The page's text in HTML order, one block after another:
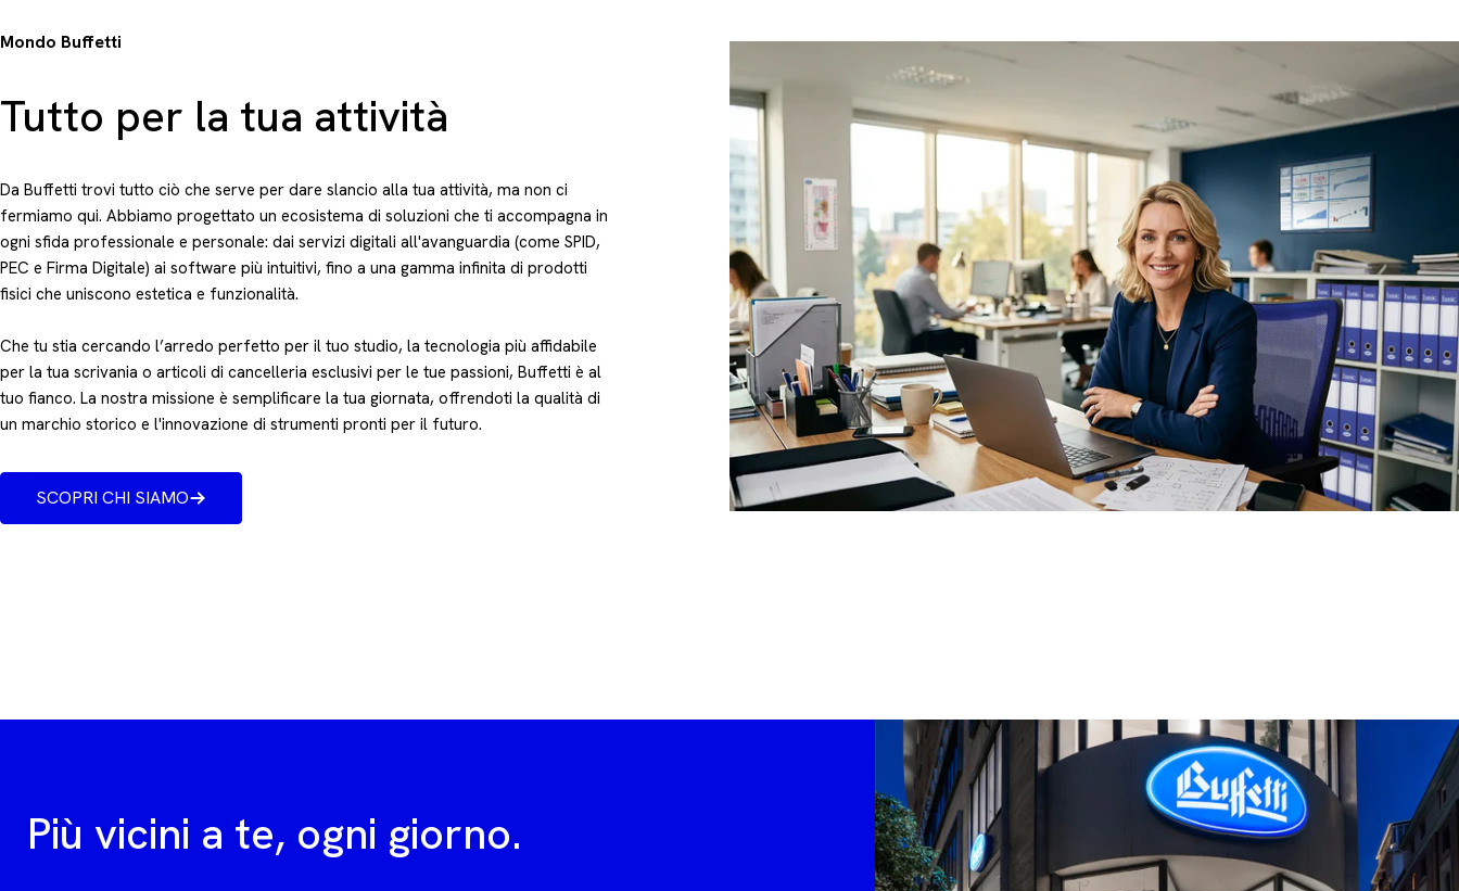
Mondo Buffetti
Tutto per la tua attività
Da Buffetti trovi tutto ciò che serve per dare slancio alla tua attività, ma non ci
fermiamo qui. Abbiamo progettato un ecosistema di soluzioni che ti accompagna in
ogni sfida professionale e personale: dai servizi digitali all'avanguardia (come SPID,
PEC e Firma Digitale) ai software più intuitivi, fino a una gamma infinita di prodotti
fisici che uniscono estetica e funzionalità.
Che tu stia cercando l’arredo perfetto per il tuo studio, la tecnologia più affidabile
per la tua scrivania o articoli di cancelleria esclusivi per le tue passioni, Buffetti è al
tuo fianco. La nostra missione è semplificare la tua giornata, offrendoti la qualità di
un marchio storico e l'innovazione di strumenti pronti per il futuro.
SCOPRI CHI SIAMO
Più vicini a te, ogni giorno.